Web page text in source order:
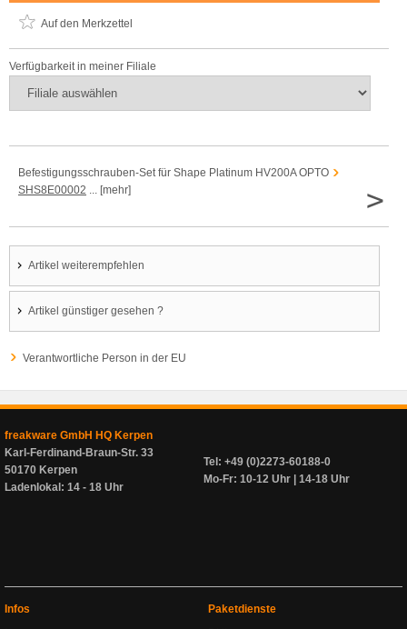
Auf den Merkzettel
Verfügbarkeit in meiner Filiale
Befestigungsschrauben-Set für Shape Platinum HV200A OPTO
SHS8E00002 ... [mehr] >
Artikel weiterempfehlen
Artikel günstiger gesehen ?
Verantwortliche Person in der EU
freakware GmbH HQ Kerpen
Karl-Ferdinand-Braun-Str. 33
50170 Kerpen
Ladenlokal: 14 - 18 Uhr
Tel: +49 (0)2273-60188-0
Mo-Fr: 10-12 Uhr | 14-18 Uhr
Infos
Paketdienste